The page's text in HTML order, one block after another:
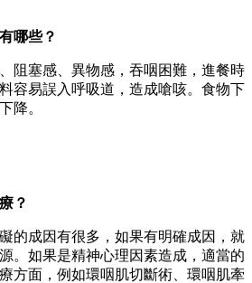
哪些？
阻塞感、異物感，吞咽困難，進餐時
容易誤入呼吸道，造成嗆咳。食物下
降。
？
的成因有很多，如果有明確成因，就
。如果是精神心理因素造成，適當的
方面，例如環咽肌切斷術、環咽肌牽